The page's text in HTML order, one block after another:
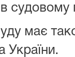
судовому
має
України.